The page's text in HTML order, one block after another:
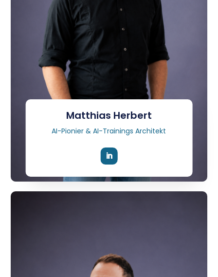
Matthias Herbert
AI-Pionier & AI-Trainings Architekt